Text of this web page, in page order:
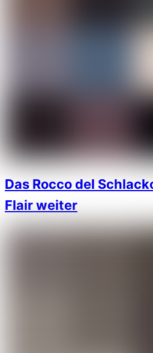
Das Rocco del
Flair weiter